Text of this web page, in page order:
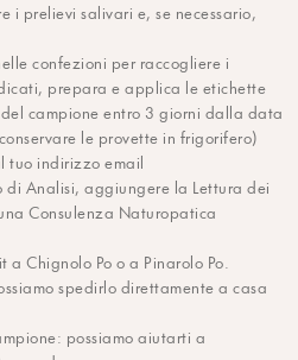
i prelievi salivari e, se necessario,
confezioni per raccogliere i
prepara e applica le etichette
campione entro 3 giorni dalla data
le provette in frigorifero)
tuo indirizzo email
di Analisi, aggiungere la Lettura dei
Consulenza Naturopatica
Chignolo Po o a Pinarolo Po.
spedirlo direttamente a casa
possiamo aiutarti a